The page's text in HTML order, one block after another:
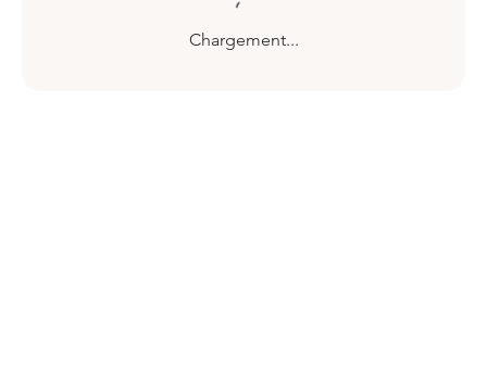
Chargement...